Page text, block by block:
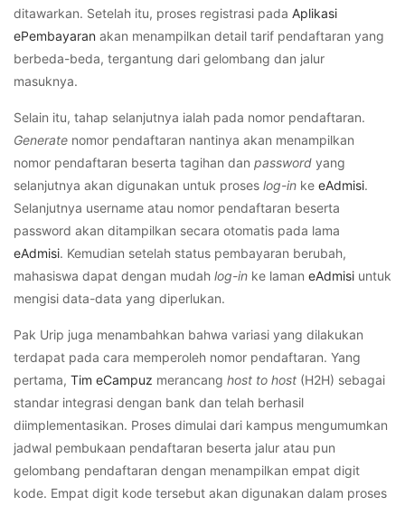
ditawarkan. Setelah itu, proses registrasi pada Aplikasi
ePembayaran akan menampilkan detail tarif pendaftaran yang
berbeda-beda, tergantung dari gelombang dan jalur
masuknya.
Selain itu, tahap selanjutnya ialah pada nomor pendaftaran.
Generate nomor pendaftaran nantinya akan menampilkan
nomor pendaftaran beserta tagihan dan password yang
selanjutnya akan digunakan untuk proses log-in ke eAdmisi.
Selanjutnya username atau nomor pendaftaran beserta
password akan ditampilkan secara otomatis pada lama
eAdmisi. Kemudian setelah status pembayaran berubah,
mahasiswa dapat dengan mudah log-in ke laman eAdmisi untuk
mengisi data-data yang diperlukan.
Pak Urip juga menambahkan bahwa variasi yang dilakukan
terdapat pada cara memperoleh nomor pendaftaran. Yang
pertama, Tim eCampuz merancang host to host (H2H) sebagai
standar integrasi dengan bank dan telah berhasil
diimplementasikan. Proses dimulai dari kampus mengumumkan
jadwal pembukaan pendaftaran beserta jalur atau pun
gelombang pendaftaran dengan menampilkan empat digit
kode. Empat digit kode tersebut akan digunakan dalam proses